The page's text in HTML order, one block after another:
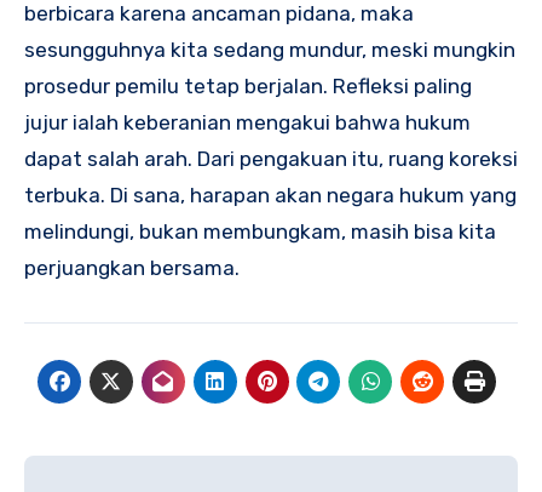
berbicara karena ancaman pidana, maka
sesungguhnya kita sedang mundur, meski mungkin
prosedur pemilu tetap berjalan. Refleksi paling
jujur ialah keberanian mengakui bahwa hukum
dapat salah arah. Dari pengakuan itu, ruang koreksi
terbuka. Di sana, harapan akan negara hukum yang
melindungi, bukan membungkam, masih bisa kita
perjuangkan bersama.